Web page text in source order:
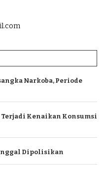
Narkoba, Periode
Terjadi Kenaikan Konsumsi
Dipolisikan